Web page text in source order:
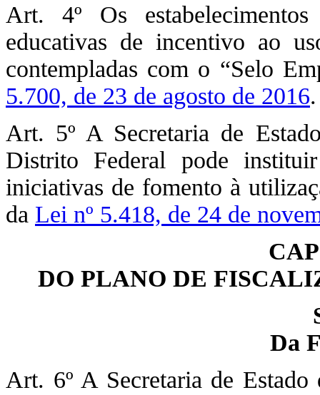
Art. 4º Os
educativas de incentivo ao
contempladas com o “Selo
5.700, de 23 de agosto de 2016.
Art. 5º A Secretaria de
Distrito Federal pode
iniciativas de fomento à
da Lei nº 5.418, de 24 de
DO PLANO DE
Da
Art. 6º A Secretaria de